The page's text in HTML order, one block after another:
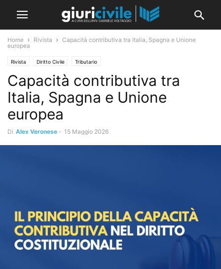
Home Rivista
Capacità contributiva tra Italia, Spagna e Unione
europea
Rivista Diritto Civile Tributario
Capacità contributiva tra
Italia, Spagna e Unione
europea
Di Alex Veronese - 15 Maggio 2026